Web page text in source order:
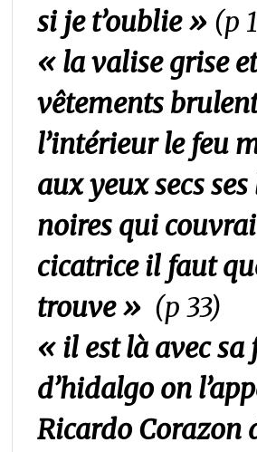
si je t’oublie » (p
« la valise grise
vêtements
l’intérieur le feu
aux yeux secs
noires qui
cicatrice il faut
trouve » (p 33)
« il est là avec sa
d’hidalgo on
Ricardo Corazon